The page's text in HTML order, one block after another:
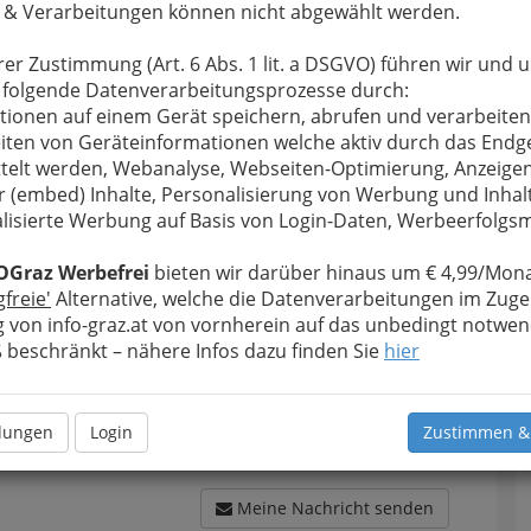
& Verarbeitungen können nicht abgewählt werden.
Zustimmung (Art. 6 Abs. 1 lit. a DSGVO) führen wir und
Datenverarbeitungsprozesse durch:
auf einem Gerät speichern, abrufen und
von Geräteinformationen welche aktiv durch das
werden, Webanalyse, Webseiten-Optimierung,
(embed) Inhalte, Personalisierung von Werbung und
Werbung auf Basis von Login-Daten,
Werbefrei bieten wir darüber hinaus um € 4,99/
Alternative, welche die Datenverarbeitungen im
von info-graz.at von vornherein auf das unbedingt
beschränkt – nähere Infos dazu finden Sie hier
Login Zustimmen
bewahren, verwenden wir an dieser Stelle zur
Ihre Nachricht wird nach dem Absenden
Klug GmbH - Motorrad-Corner Franz Klug
Meine Nachricht
Meine Nachricht senden